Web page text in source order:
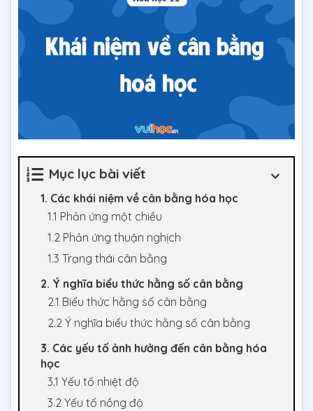
Mục lục bài viết
1. Các khái niệm về cân bằng hóa học
1.1 Phản ứng một chiều
1.2 Phản ứng thuận nghịch
1.3 Trạng thái cân bằng
2. Ý nghĩa biểu thức hằng số cân bằng
2.1 Biểu thức hằng số cân bằng
2.2 Ý nghĩa biểu thức hằng số cân bằng
3. Các yếu tố ảnh hưởng đến cân bằng hóa
học
3.1 Yếu tố nhiệt độ
3.2 Yếu tố nồng độ